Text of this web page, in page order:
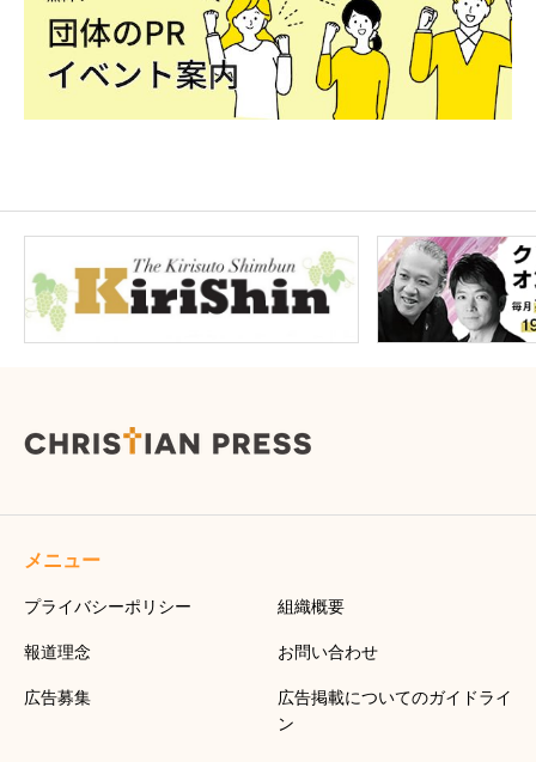
メニュー
プライバシーポリシー 組織概要
報道理念 お問い合わせ
広告募集
広告掲載についてのガイドライ
ン